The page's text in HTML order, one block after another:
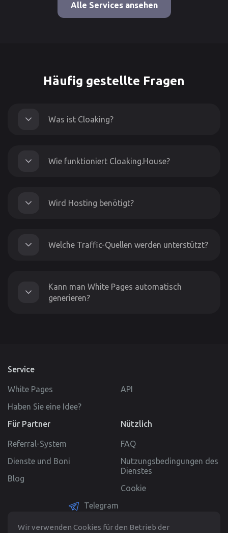
Alle Services ansehen
Häufig gestellte Fragen
Was ist Cloaking?
Wie funktioniert Cloaking.House?
Wird Hosting benötigt?
Welche Traffic-Quellen werden unterstützt?
Kann man White Pages automatisch
generieren?
Service
White Pages
API
Haben Sie eine Idee?
Für Partner
Referral-System
Dienste und Boni
Blog
Nützlich
FAQ
Nutzungsbedingungen des
Dienstes
Cookie
Telegram
Wir verwenden Cookies für den Betrieb der